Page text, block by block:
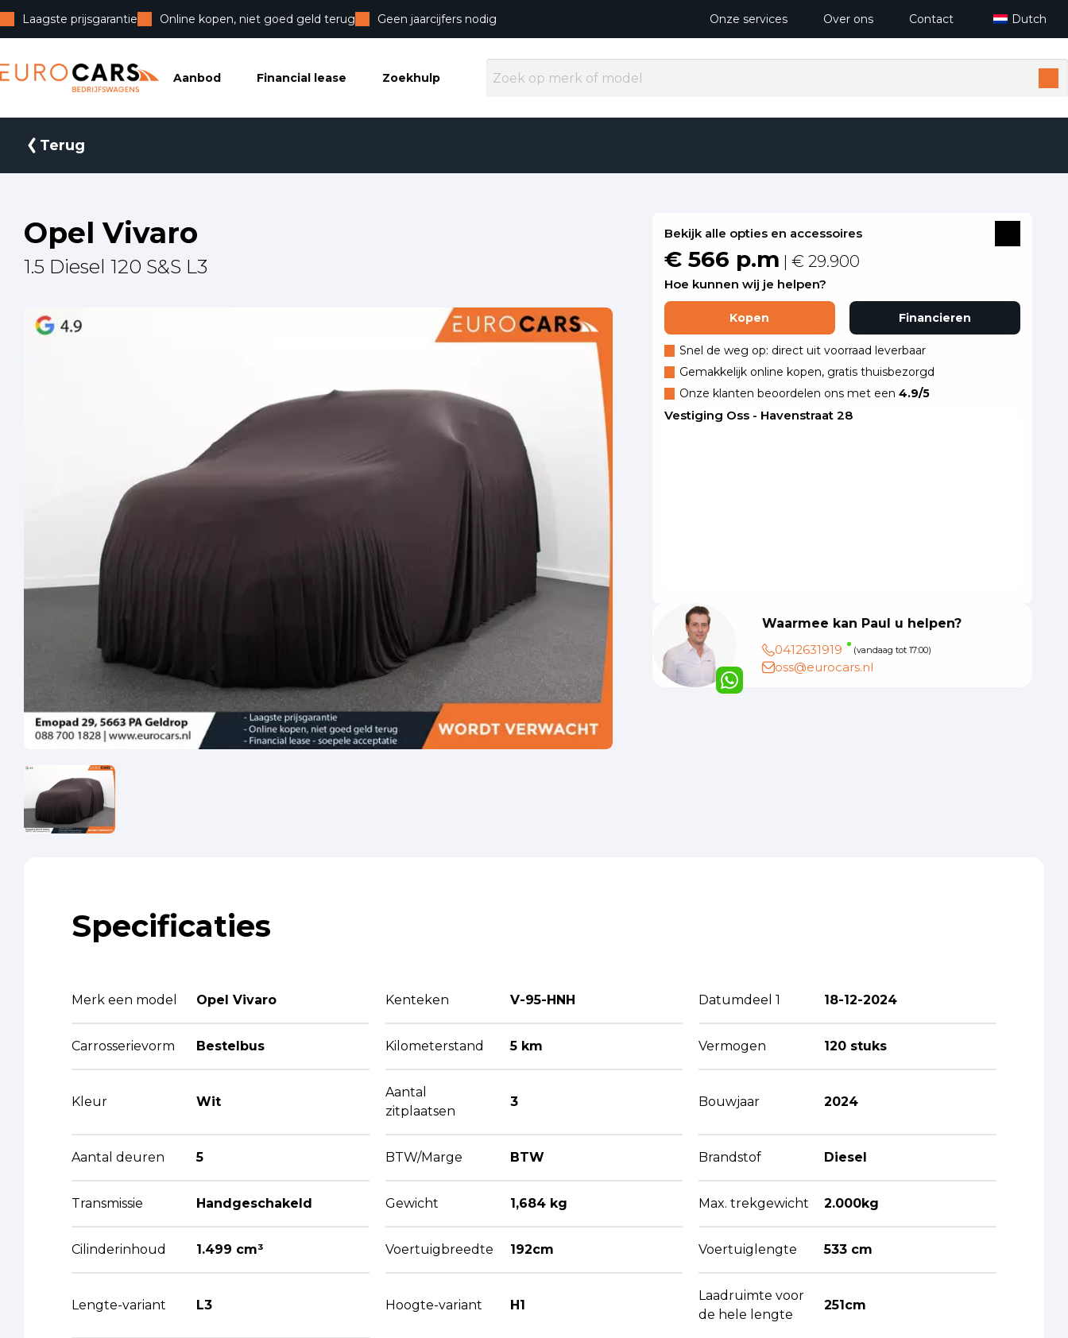
Laagste prijsgarantie Online kopen, niet goed geld terug Geen jaarcijfers nodig Onze services Over ons Contact Dutch
Aanbod
Financial lease Zoekhulp
Terug
Opel Vivaro
1.5 Diesel 120 S&S L3
Bekijk alle opties en accessoires
€ 566 p.m | € 29.900
Hoe kunnen wij je helpen?
Kopen Financieren
Snel de weg op: direct uit voorraad leverbaar
Gemakkelijk online kopen, gratis thuisbezorgd
Onze klanten beoordelen ons met een 4.9/5
Vestiging Oss - Havenstraat 28
Waarmee kan Paul u helpen?
0412631919
(vandaag tot 17:00)
oss@eurocars.nl
Specificaties
Merk een model Opel Vivaro Kenteken V-95-HNH Datumdeel 1 18-12-2024
Carrosserievorm Bestelbus Kilometerstand 5 km Vermogen 120 stuks
Kleur Wit
Aantal
zitplaatsen
3 Bouwjaar 2024
Aantal deuren 5 BTW/Marge BTW Brandstof Diesel
Transmissie Handgeschakeld Gewicht 1,684 kg Max. trekgewicht 2.000kg
Cilinderinhoud 1.499 cm³ Voertuigbreedte 192cm Voertuiglengte 533 cm
Lengte-variant L3 Hoogte-variant H1
Laadruimte voor
de hele lengte
251cm